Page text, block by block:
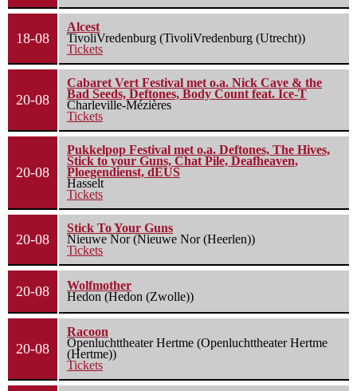
18-08
Alcest
TivoliVredenburg (TivoliVredenburg (Utrecht))
Tickets
20-08
Cabaret Vert Festival met o.a. Nick Cave & the
Bad Seeds, Deftones, Body Count feat. Ice-T
Charleville-Mézières
Tickets
20-08
Pukkelpop Festival met o.a. Deftones, The Hives,
Stick to your Guns, Chat Pile, Deafheaven,
Ploegendienst, dEUS
Hasselt
Tickets
20-08
Stick To Your Guns
Nieuwe Nor (Nieuwe Nor (Heerlen))
Tickets
20-08
Wolfmother
Hedon (Hedon (Zwolle))
20-08
Racoon
Openluchttheater Hertme (Openluchttheater Hertme
(Hertme))
Tickets